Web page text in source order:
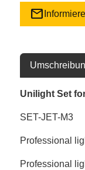
mail
Unilight Set
SET-JET-M3
Professional
Professional